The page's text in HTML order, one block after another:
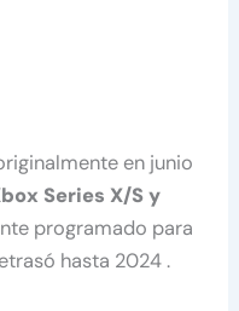
en junio
Series X/S y
programado para
hasta 2024 .